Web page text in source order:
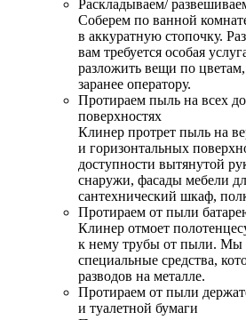
Раскладываем/
Соберем по ванной
в аккуратную стопочку.
вам требуется особая
разложить вещи по
заранее оператору.
Протираем пыль на всех
поверхностях
Клинер протрет пыль на
и горизонтальных
доступности вытянутой
снаружи, фасады мебели
сантехнический шкаф,
Протираем от пыли
Клинер отмоет
к нему трубы от пыли. Мы
специальные средства,
разводов на металле.
Протираем от пыли
и туалетной бумаги